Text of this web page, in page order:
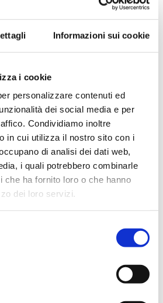
Informazioni sui cookie
i cookie
personalizzare contenuti ed
dei social media e per
Condividiamo inoltre
in cui utilizza il nostro sito con i
di analisi dei dati web,
i quali potrebbero combinarle
che ha fornito loro o che hanno
dei loro servizi.
correlati
Fuori stock
ItalianCoffee